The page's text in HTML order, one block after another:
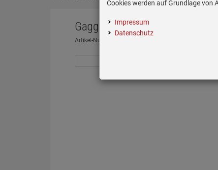
Gaggenau CA 060 300
Artikel-Nummer:
Cookies werden auf Grundlage von
Impressum
Datenschutz